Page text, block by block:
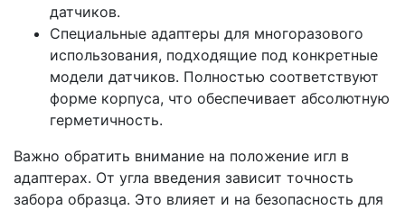
датчиков.
Специальные адаптеры для многоразового
использования, подходящие под конкретные
модели датчиков. Полностью соответствуют
форме корпуса, что обеспечивает абсолютную
герметичность.
Важно обратить внимание на положение игл в
адаптерах. От угла введения зависит точность
забора образца. Это влияет и на безопасность для